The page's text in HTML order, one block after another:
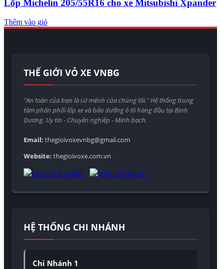
Lốp Michelin 205/55R16 cho xe Mitsubishi Xpander
Thêm vào giỏ
THẾ GIỚI VỎ XE VNBG
"An toàn của bạn là sứ mệnh của chúng tôi." Hệ thống trung
tâm phân phối lốp xe và bảo dưỡng ô tô hàng đầu tại Bình
Dương. Uy tín - Chuyên nghiệp - Minh bạch.
Email: thegioivoxevnbg@gmail.com
Website: thegioivoxe.com.vn
HỆ THỐNG CHI NHÁNH
Chi Nhánh 1